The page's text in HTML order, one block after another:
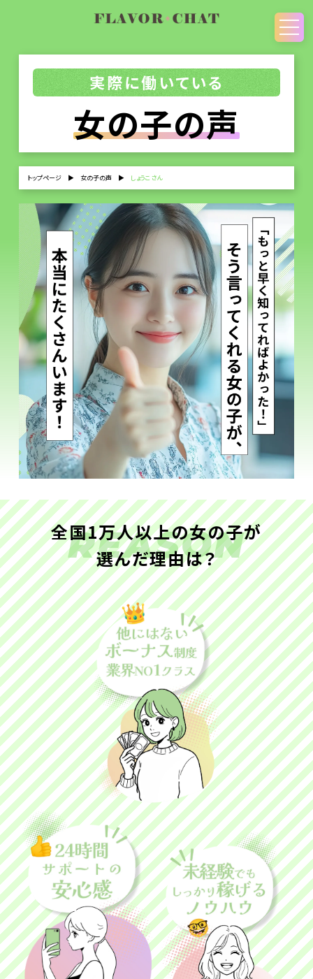
実際に働いている
女の子の声
トップページ▶ 女の子の声▶ しょうこさん
全国1万人以上の女の子が
選んだ理由は？
REASON